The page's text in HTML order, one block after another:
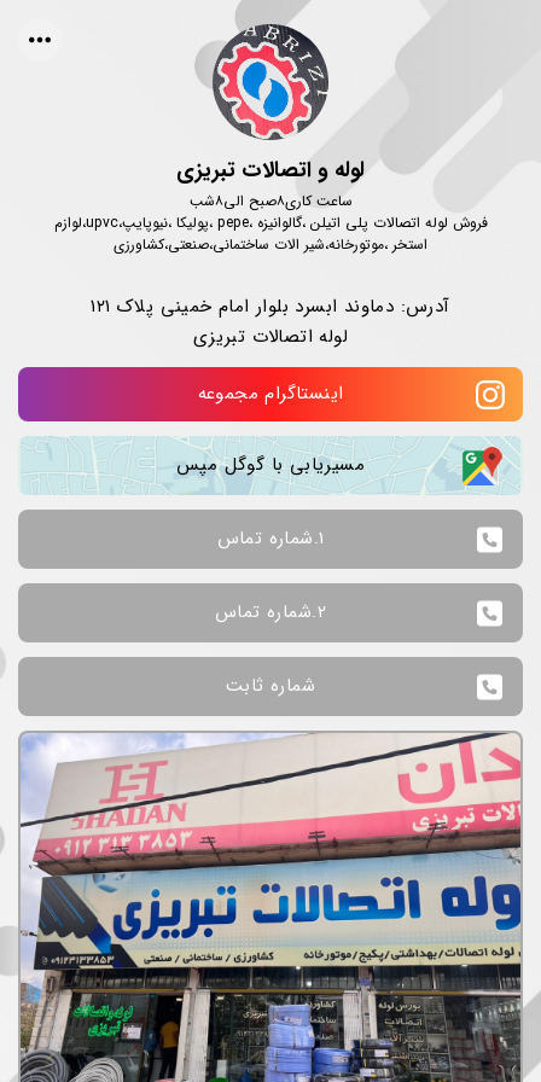
لوله و اتصالات تبریزی
ساعت کاری۸صبح الی۸شب
فروش لوله اتصالات پلی اتیلن ،گالوانیزه ،pepe ،پولیکا ،نیوپایپ،upvc،لوازم
استخر ،موتورخانه،شیر الات ساختمانی،صنعتی،کشاورزی
آدرس: دماوند ابسرد بلوار امام خمینی پلاک ۱۲۱
لوله اتصالات تبریزی
اینستاگرام مجموعه
مسیریابی با گوگل مپس
1.شماره تماس
2.شماره تماس
شماره ثابت